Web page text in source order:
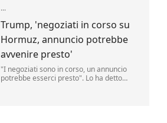
...
Trump, 'negoziati in corso su
Hormuz, annuncio potrebbe
avvenire presto'
"I negoziati sono in corso, un annuncio
potrebbe esserci presto". Lo ha detto